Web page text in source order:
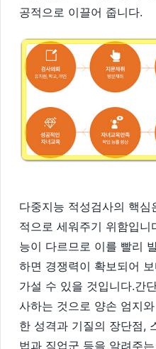
공적으로 이끌어 줍니다.
다중지능 적성검사의 핵
적으로 세워주기 위함입니
능이 다르므로 이를 빨리
하면 경쟁력이 확보되어
가설 수 있을 것입니다.간
사하는 것으로 양손 엄지
한 성격과 기질의 장단점,
법과 직업군 등을 알려주는